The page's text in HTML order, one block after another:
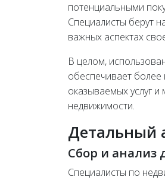
потенциальными
Специалисты берут
важных аспектах
В целом,
обеспечивает более
оказываемых услуг
недвижимости.
Детальный
Сбор и анализ
Специалисты по